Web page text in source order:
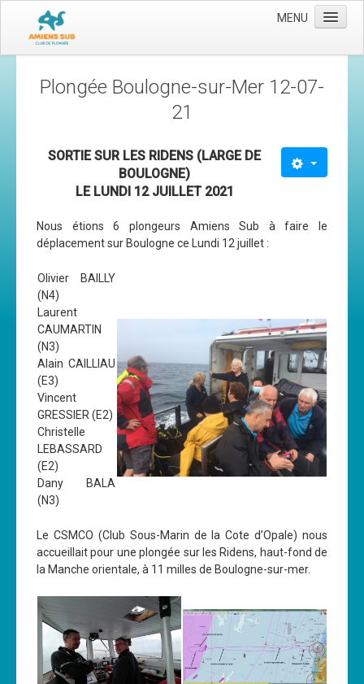
MENU
L'équipe
Le comité directeur
Apnée
Plongée adultes
Plongée enfants
Adhérer
Les News
Dernières nouvelles
Archives
Calendrier
Sorties
Planning piscine
Niveau 1
Niveau 2
Niveau 3
Plongée Boulogne-sur-Mer 12-07-
21
SORTIE SUR LES RIDENS (LARGE DE
BOULOGNE)
LE LUNDI 12 JUILLET 2021
Nous étions 6 plongeurs Amiens Sub à faire le
déplacement sur Boulogne ce Lundi 12 juillet :
Olivier BAILLY
(N4)
Laurent
CAUMARTIN
(N3)
Alain CAILLIAU
(E3)
Vincent
GRESSIER (E2)
Christelle
LEBASSARD
(E2)
Dany BALA
(N3)
Le CSMCO (Club Sous-Marin de la Cote d’Opale) nous
accueillait pour une plongée sur les Ridens, haut-fond de
la Manche orientale, à 11 milles de Boulogne-sur-mer.